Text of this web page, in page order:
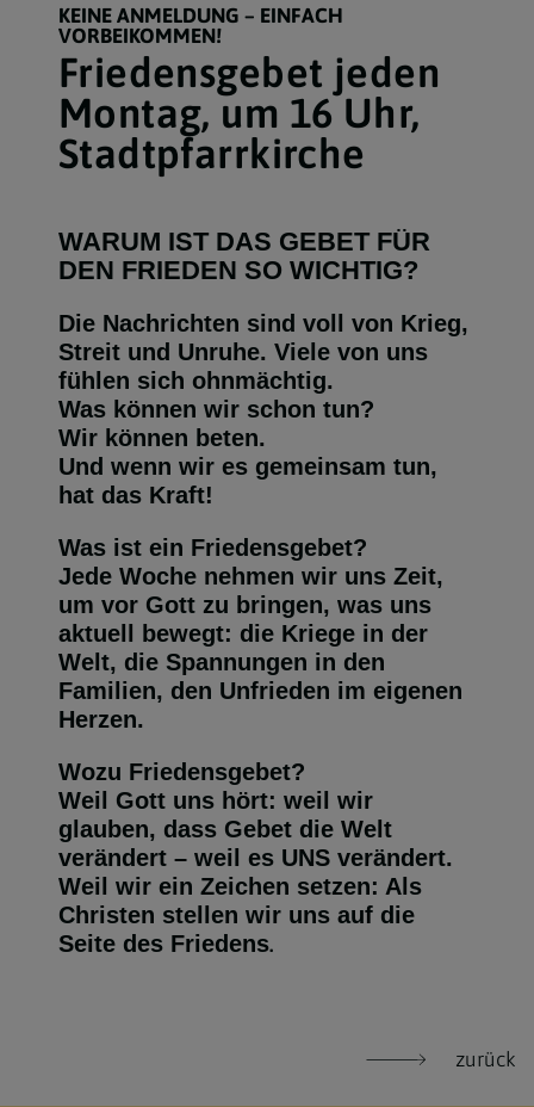
KEINE ANMELDUNG – EINFACH
VORBEIKOMMEN!
Friedensgebet jeden
Montag, um 16 Uhr,
Stadtpfarrkirche
WARUM IST DAS GEBET FÜR
DEN FRIEDEN SO WICHTIG?
Die Nachrichten sind voll von Krieg,
Streit und Unruhe. Viele von uns
fühlen sich ohnmächtig.
Was können wir schon tun?
Wir können beten.
Und wenn wir es gemeinsam tun,
hat das Kraft!
Was ist ein Friedensgebet?
Jede Woche nehmen wir uns Zeit,
um vor Gott zu bringen, was uns
aktuell bewegt: die Kriege in der
Welt, die Spannungen in den
Familien, den Unfrieden im eigenen
Herzen.
Wozu Friedensgebet?
Weil Gott uns hört: weil wir
glauben, dass Gebet die Welt
verändert – weil es UNS verändert.
Weil wir ein Zeichen setzen: Als
Christen stellen wir uns auf die
Seite des Friedens.
zurück